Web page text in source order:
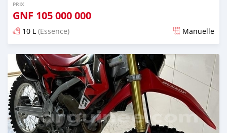
PRIX
GNF 105 000 000
10 L (Essence) Manuelle
Publié il y a presque 2 ans